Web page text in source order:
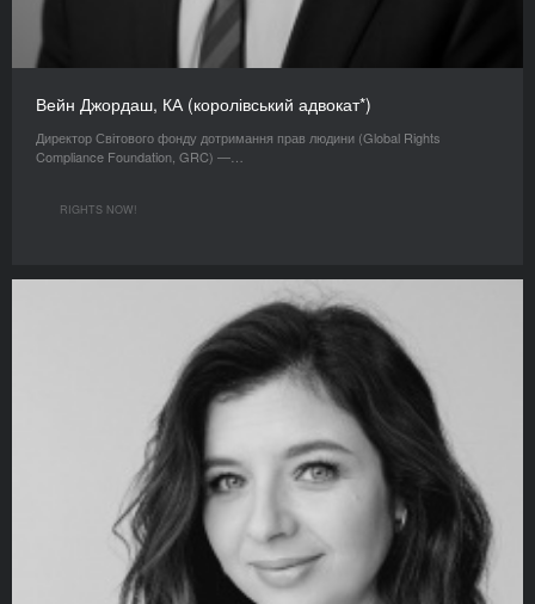
Вейн Джордаш, КА (королівський адвокат*)
Директор Світового фонду дотримання прав людини (Global Rights
Compliance Foundation, GRC) —…
RIGHTS NOW!